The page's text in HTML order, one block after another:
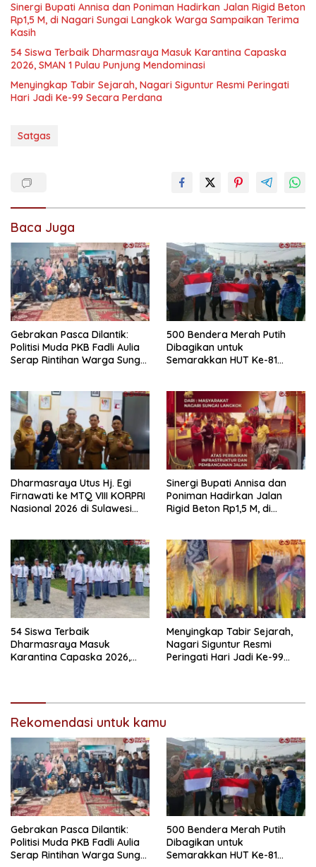
Sinergi Bupati Annisa dan Poniman Hadirkan Jalan Rigid Beton
Rp1,5 M, di Nagari Sungai Langkok Warga Sampaikan Terima
Kasih
54 Siswa Terbaik Dharmasraya Masuk Karantina Capaska
2026, SMAN 1 Pulau Punjung Mendominasi
Menyingkap Tabir Sejarah, Nagari Siguntur Resmi Peringati
Hari Jadi Ke-99 Secara Perdana
Satgas
Baca Juga
Gebrakan Pasca Dilantik:
Politisi Muda PKB Fadli Aulia
Serap Rintihan Warga Sungai
500 Bendera Merah Putih
Dibagikan untuk
Semarakkan HUT Ke-81
Dharmasraya Utus Hj. Egi
Firnawati ke MTQ VIII KORPRI
Nasional 2026 di Sulawesi
Sinergi Bupati Annisa dan
Poniman Hadirkan Jalan
Rigid Beton Rp1,5 M, di
Kasih
54 Siswa Terbaik
Dharmasraya Masuk
Karantina Capaska 2026,
Menyingkap Tabir Sejarah,
Nagari Siguntur Resmi
Peringati Hari Jadi Ke-99
Rekomendasi untuk kamu
Gebrakan Pasca Dilantik:
Politisi Muda PKB Fadli Aulia
Serap Rintihan Warga Sungai
500 Bendera Merah Putih
Dibagikan untuk
Semarakkan HUT Ke-81